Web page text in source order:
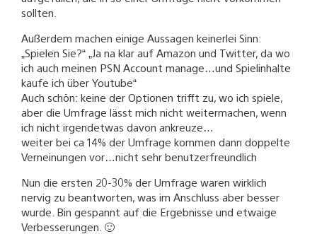
sollten.
Außerdem machen einige Aussagen keinerlei Sinn:
„Spielen Sie?“ „Ja na klar auf Amazon und Twitter, da wo
ich auch meinen PSN Account manage…und Spielinhalte
kaufe ich über Youtube“
Auch schön: keine der Optionen trifft zu, wo ich spiele,
aber die Umfrage lässt mich nicht weitermachen, wenn
ich nicht irgendetwas davon ankreuze…
weiter bei ca 14% der Umfrage kommen dann doppelte
Verneinungen vor…nicht sehr benutzerfreundlich
Nun die ersten 20-30% der Umfrage waren wirklich
nervig zu beantworten, was im Anschluss aber besser
wurde. Bin gespannt auf die Ergebnisse und etwaige
Verbesserungen. 🙂